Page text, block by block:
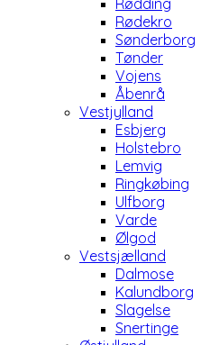
Rødding
Rødekro
Sønderborg
Tønder
Vojens
Åbenrå
Vestjylland
Esbjerg
Holstebro
Lemvig
Ringkøbing
Ulfborg
Varde
Ølgod
Vestsjælland
Dalmose
Kalundborg
Slagelse
Snertinge